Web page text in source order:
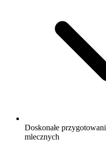
Doskonałe
mlecznych